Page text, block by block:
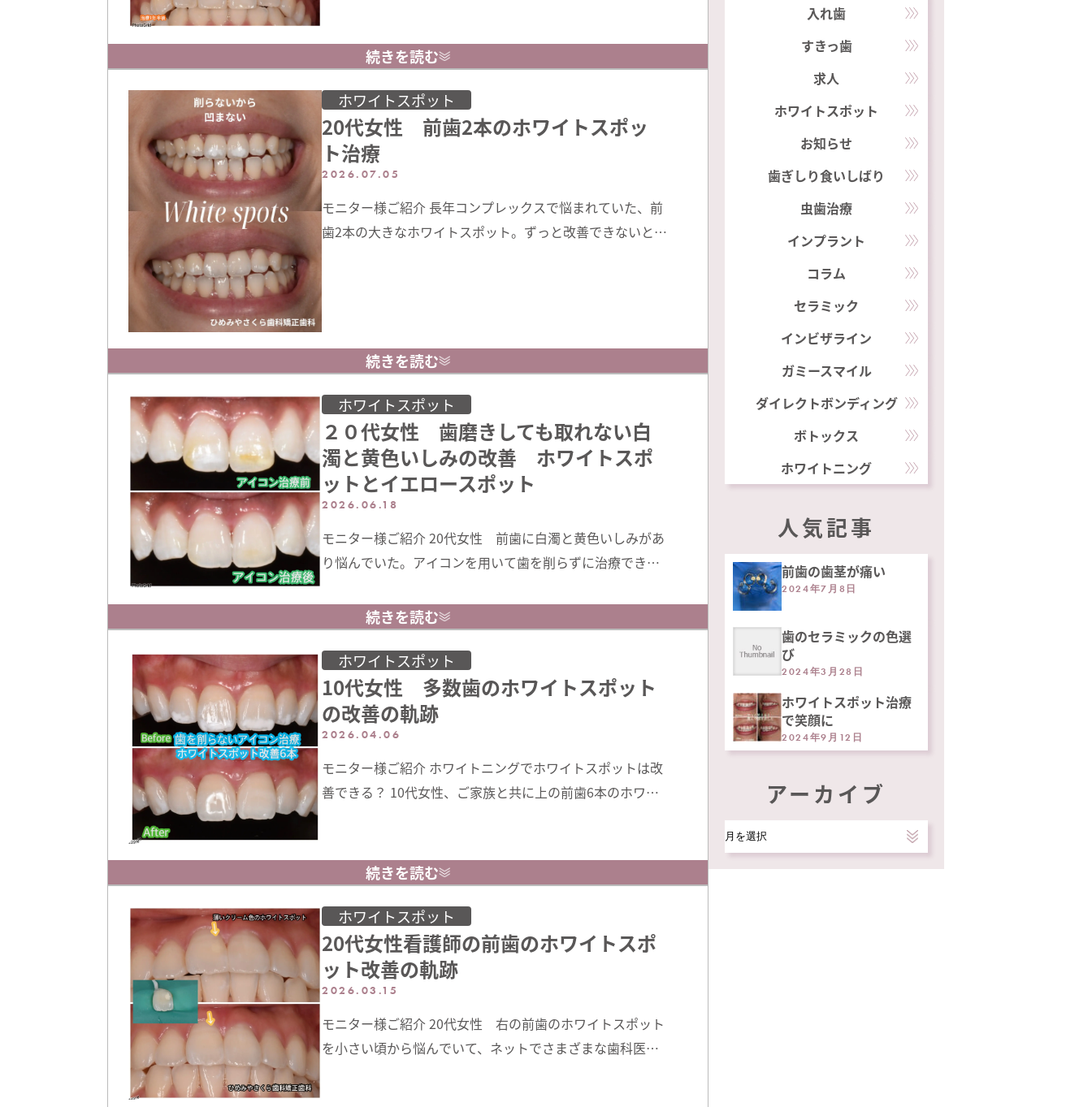
スポット治療の経過だけでなく、全体の虫歯チェックや歯
周病治療などもさせて頂きます。 治療前 歯を削らないアイ
コン治療1年半後 アイコン治療後もホワイ …
続きを読む
ホワイトスポット
20代女性 前歯2本のホワイトスポッ
ト治療
2026.07.05
モニター様ご紹介 長年コンプレックスで悩まれていた、前
歯2本の大きなホワイトスポット。ずっと改善できないと諦
アイコンの浸透を高める為です。 …
続きを読む
ホワイトスポット
２０代女性 歯磨きしても取れない白
濁と黄色いしみの改善 ホワイトスポ
ットとイエロースポット
2026.06.18
モニター様ご紹介 20代女性 前歯に白濁と黄色いしみがあ
り悩んでいた。アイコンを用いて歯を削らずに治療できる
の写真が沢山出ます アイコン治療後 当院について 当院で
は名古屋では数少ないホワイトスポット専門外来を設けて
います。毎年数おおくのお客様からご相談をいただきま
す。ホワイトスポットの症例集は以下のリ …
続きを読む
ホワイトスポット
10代女性 多数歯のホワイトスポット
の改善の軌跡
2026.04.06
モニター様ご紹介 ホワイトニングでホワイトスポットは改
善できる？ 10代女性、ご家族と共に上の前歯6本のホワイ
いとご希望でしたが、ホワイトニングのみではご自身の歯
の部分も白くなりますが、ホワイトスポットの部分はもっ
と白くなっていくため、かえって目立つように …
続きを読む
ホワイトスポット
20代女性看護師の前歯のホワイトスポ
ット改善の軌跡
2026.03.15
モニター様ご紹介 20代女性 右の前歯のホワイトスポット
を小さい頃から悩んでいて、ネットでさまざまな歯科医院
入れ歯
すきっ歯
求人
ホワイトスポット
お知らせ
歯ぎしり食いしばり
虫歯治療
インプラント
コラム
セラミック
インビザライン
ガミースマイル
ダイレクトボンディング
ボトックス
ホワイトニング
人気記事
前歯の歯茎が痛い
2024年7月8日
歯のセラミックの色選
び
2024年3月28日
ホワイトスポット治療
で笑顔に
2024年9月12日
アーカイブ
ア
ー